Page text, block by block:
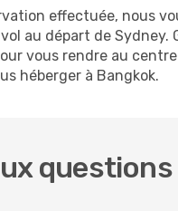
effectuée, nous
au départ de Sydney.
vous rendre au
héberger à Bangkok.